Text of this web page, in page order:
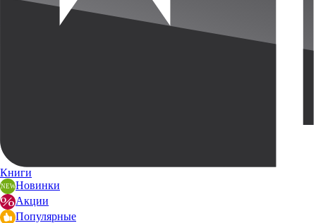
Книги
Новинки
Акции
Популярные